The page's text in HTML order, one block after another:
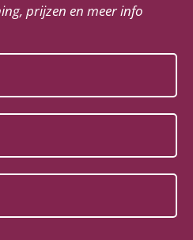
prijzen en meer info